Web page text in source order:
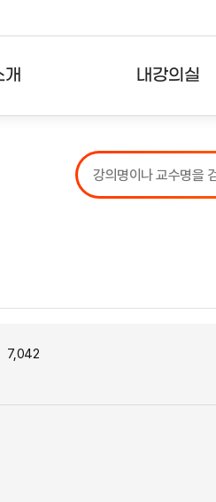
내강의실
강의리스트
수강확인증강의
7,042